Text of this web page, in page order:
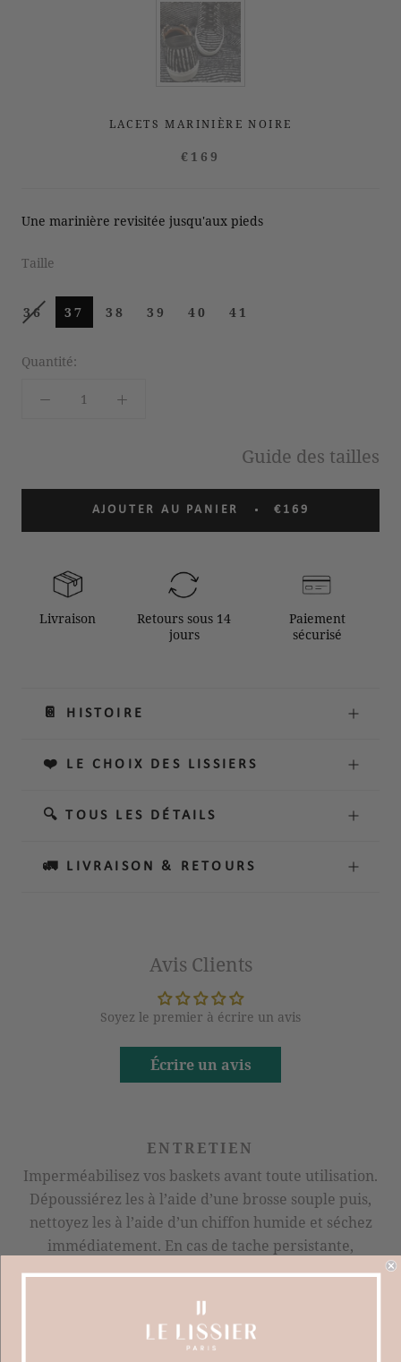
LACETS MARINIÈRE NOIRE
€169
Une marinière revisitée jusqu'aux pieds
Taille
36 37 38 39 40 41
Quantité:
Guide des tailles
AJOUTER AU PANIER €169
Livraison
Retours sous 14
jours
Paiement
sécurisé
📔 HISTOIRE
❤️ LE CHOIX DES LISSIERS
🔍 TOUS LES DÉTAILS
🚛 LIVRAISON & RETOURS
Avis Clients
Soyez le premier à écrire un avis
Écrire un avis
ENTRETIEN
Imperméabilisez vos baskets avant toute utilisation.
Dépoussiérez les à l’aide d’une brosse souple puis,
nettoyez les à l’aide d’un chiffon humide et séchez
immédiatement. En cas de tache persistante,
nettoyez avec un chiffon humidifié d’eau écarlate.
savon. Si des traces persistent frottez avec un chiffon
humidifié d’eau écarlate.